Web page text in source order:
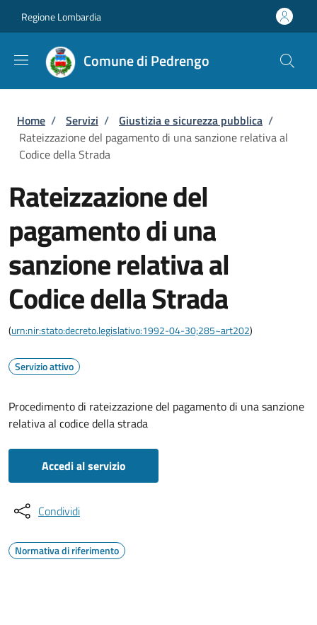
Regione Lombardia
Comune di Pedrengo
Briciole di pane
Home / Servizi / Giustizia e sicurezza pubblica /
Rateizzazione del pagamento di una sanzione relativa al
Codice della Strada
Rateizzazione del
pagamento di una
sanzione relativa al
Codice della Strada
(urn:nir:stato:decreto.legislativo:1992-04-30;285~art202)
Servizio attivo
Procedimento di rateizzazione del pagamento di una sanzione
relativa al codice della strada
Accedi al servizio
Condividi
Normativa di riferimento